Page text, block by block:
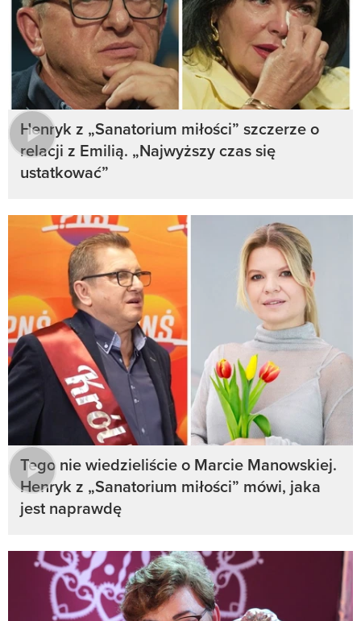
Henryk z „Sanatorium miłości” szczerze o
relacji z Emilią. „Najwyższy czas się
ustatkować”
Tego nie wiedzieliście o Marcie Manowskiej.
Henryk z „Sanatorium miłości” mówi, jaka
jest naprawdę